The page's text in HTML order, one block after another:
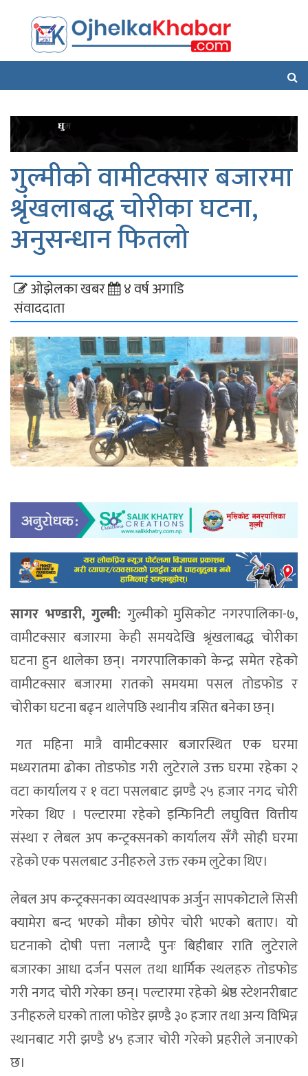
गुल्मीको वामीटक्सार बजारमा
श्रृंखलाबद्ध चोरीका घटना,
अनुसन्धान फितलो
ओझेलका खबर
संवाददाता
४ वर्ष अगाडि
सागर भण्डारी, गुल्मी: गुल्मीको मुसिकोट नगरपालिका-७,
वामीटक्सार बजारमा केही समयदेखि श्रृंखलाबद्ध चोरीका
घटना हुन थालेका छन्। नगरपालिकाको केन्द्र समेत रहेको
वामीटक्सार बजारमा रातको समयमा पसल तोडफोड र
चोरीका घटना बढ्न थालेपछि स्थानीय त्रसित बनेका छन्।
गत महिना मात्रै वामीटक्सार बजारस्थित एक घरमा
मध्यरातमा ढोका तोडफोड गरी लुटेराले उक्त घरमा रहेका २
वटा कार्यालय र १ वटा पसलबाट झण्डै २५ हजार नगद चोरी
गरेका थिए । पल्टारमा रहेको इन्फिनिटी लघुवित्त वित्तीय
संस्था र लेबल अप कन्ट्रक्सनको कार्यालय सँगै सोही घरमा
रहेको एक पसलबाट उनीहरुले उक्त रकम लुटेका थिए।
लेबल अप कन्ट्रक्सनका व्यवस्थापक अर्जुन सापकोटाले सिसी
क्यामेरा बन्द भएको मौका छोपेर चोरी भएको बताए। यो
घटनाको दोषी पत्ता नलाग्दै पुनः बिहीबार राति लुटेराले
बजारका आधा दर्जन पसल तथा धार्मिक स्थलहरु तोडफोड
गरी नगद चोरी गरेका छन्। पल्टारमा रहेको श्रेष्ठ स्टेशनरीबाट
उनीहरुले घरको ताला फोडेर झण्डै ३० हजार तथा अन्य विभिन्न
स्थानबाट गरी झण्डै ४५ हजार चोरी गरेको प्रहरीले जनाएको
छ।